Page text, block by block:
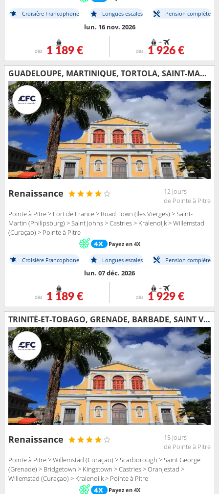
Croisière Francophone Longues escales Pension complète
lun. 16 nov. 2026
dès 1 189 €
+
dès 1 926 €
GUADELOUPE, MARTINIQUE, TORTOLA, SAINT-MARTIN, ANTIGUA-ET-BARBUDA, SAINTE-LUCIE, BONAIRE
Renaissance
12 jours
de Pointe à Pitre
Pointe à Pitre > Fort de France > Road Town (Iles Vierges) > Saint-
Martin (Philipsburg) > Saint Johns > Castries > Kralendijk > Willemstad
(Curaçao) > Pointe à Pitre
Payez en 4X
Croisière Francophone Longues escales Pension complète
lun. 07 déc. 2026
dès 1 189 €
+
dès 1 929 €
TRINITÉ-ET-TOBAGO, GRENADE, BARBADE, SAINT VINCENT-ET-LES-GRENADINES, SAINTE-LUCIE, ARUBA, BONAIRE, GUADELOUPE
Renaissance
15 jours
de Pointe à Pitre
Pointe à Pitre > Willemstad (Curaçao) > Scarborough > Saint George
(Grenade) > Bridgetown > Kingstown > Castries > Oranjestad >
Willemstad (Curaçao) > Kralendijk > Pointe à Pitre
Payez en 4X